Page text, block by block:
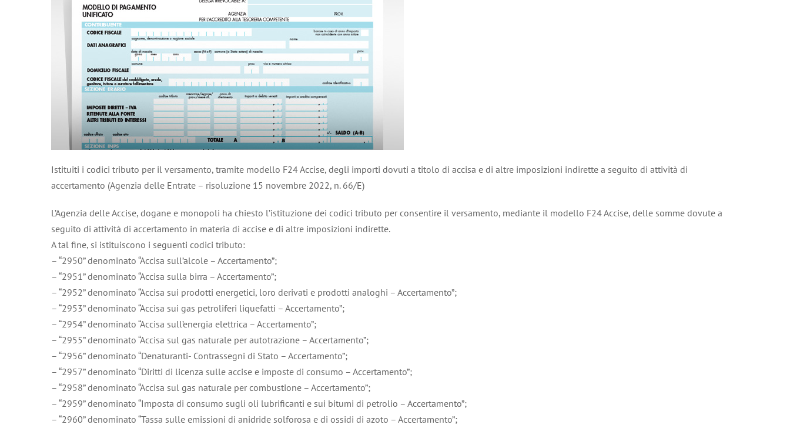
Istituiti i codici tributo per il versamento, tramite modello F24 Accise, degli importi dovuti a titolo di accisa e di altre imposizioni indirette a seguito di attività di
accertamento (Agenzia delle Entrate – risoluzione 15 novembre 2022, n. 66/E)
L’Agenzia delle Accise, dogane e monopoli ha chiesto l’istituzione dei codici tributo per consentire il versamento, mediante il modello F24 Accise, delle somme dovute a
seguito di attività di accertamento in materia di accise e di altre imposizioni indirette.
A tal fine, si istituiscono i seguenti codici tributo:
– “2950” denominato “Accisa sull’alcole – Accertamento”;
– “2951” denominato “Accisa sulla birra – Accertamento”;
– “2952” denominato “Accisa sui prodotti energetici, loro derivati e prodotti analoghi – Accertamento”;
– “2953” denominato “Accisa sui gas petroliferi liquefatti – Accertamento”;
– “2954” denominato “Accisa sull’energia elettrica – Accertamento”;
– “2955” denominato “Accisa sul gas naturale per autotrazione – Accertamento”;
– “2956” denominato “Denaturanti- Contrassegni di Stato – Accertamento”;
– “2957” denominato “Diritti di licenza sulle accise e imposte di consumo – Accertamento”;
– “2958” denominato “Accisa sul gas naturale per combustione – Accertamento”;
– “2959” denominato “Imposta di consumo sugli oli lubrificanti e sui bitumi di petrolio – Accertamento”;
– “2960” denominato “Tassa sulle emissioni di anidride solforosa e di ossidi di azoto – Accertamento”;